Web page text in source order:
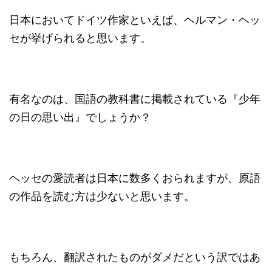
日本においてドイツ作家といえば、ヘルマン・ヘッ
セが挙げられると思います。
有名なのは、国語の教科書に掲載されている『少年
の日の思い出』でしょうか？
ヘッセの愛読者は日本に数多くおられますが、原語
の作品を読む方は少ないと思います。
もちろん、翻訳されたものがダメだという訳ではあ